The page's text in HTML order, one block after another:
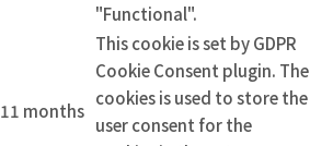
"Functional".
11 months
This cookie is set by GDPR
Cookie Consent plugin. The
cookies is used to store the
user consent for the